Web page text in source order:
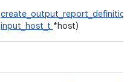
create_output_report_definition
input_host_t *host)